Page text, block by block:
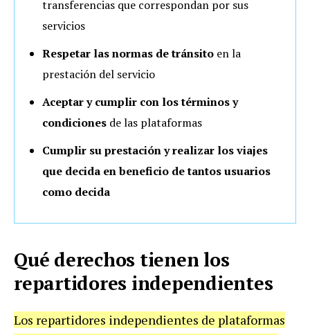
transferencias que correspondan por sus
servicios
Respetar las normas de tránsito en la
prestación del servicio
Aceptar y cumplir con los términos y
condiciones de las plataformas
Cumplir su prestación y realizar los viajes
que decida en beneficio de tantos usuarios
como decida
Qué derechos tienen los
repartidores independientes
Los repartidores independientes de plataformas